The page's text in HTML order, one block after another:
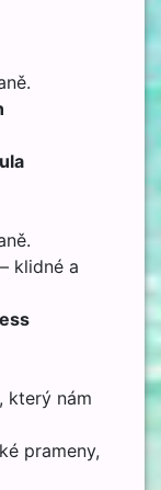
klidné a
který nám
prameny,